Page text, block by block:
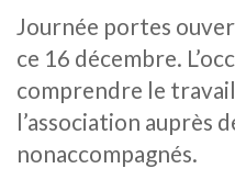
Journée portes
ce 16 décembre.
comprendre le
l’association auprès
nonaccompagnés.